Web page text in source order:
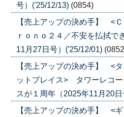
号）('25/12/13) (0854)
【売上アップの決め手】 <
ｒｏｎｏ２４／不安を払拭で
11月27日号）('25/12/01)
【売上アップの決め手】 <
ットプレイス> タワーレコー
スが１周年（2025年11月20
【売上アップの決め手】 <